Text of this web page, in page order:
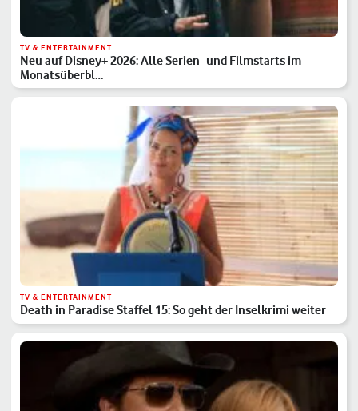
TV & ENTERTAINMENT
Neu auf Disney+ 2026: Alle Serien- und Filmstarts im
Monatsüberbl…
TV & ENTERTAINMENT
Death in Paradise Staffel 15: So geht der Inselkrimi weiter